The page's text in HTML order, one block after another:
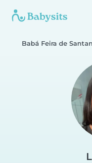
Babá Feira de